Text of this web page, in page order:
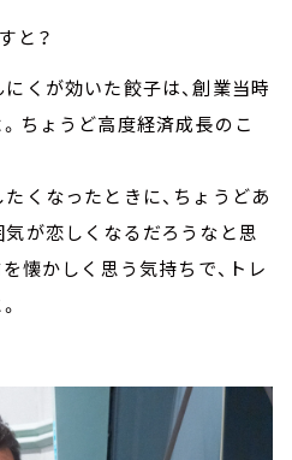
と？
くが効いた餃子は、創業当時
ちょうど高度経済成長のこ
くなったときに、ちょうどあ
が恋しくなるだろうなと思
懐かしく思う気持ちで、トレ